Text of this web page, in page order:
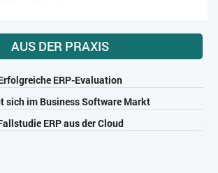
AUS DER PRAXIS
ERP-Evaluation
sich im Business Software Markt
ERP aus der Cloud